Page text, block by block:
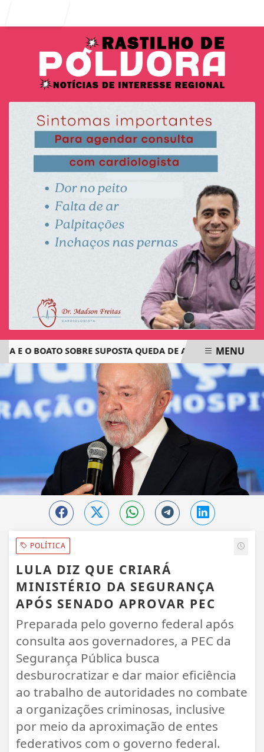
O BOATO SOBRE SUPOSTA QUEDA DE AVIÃO COM JOVENS
EM ALTA
MENU
POLÍTICA
LULA DIZ QUE CRIARÁ
MINISTÉRIO DA SEGURANÇA
APÓS SENADO APROVAR PEC
Preparada pelo governo federal após
consulta aos governadores, a PEC da
Segurança Pública busca
desburocratizar e dar maior eficiência
ao trabalho de autoridades no combate
a organizações criminosas, inclusive
por meio da aproximação de entes
federativos com o governo federal.